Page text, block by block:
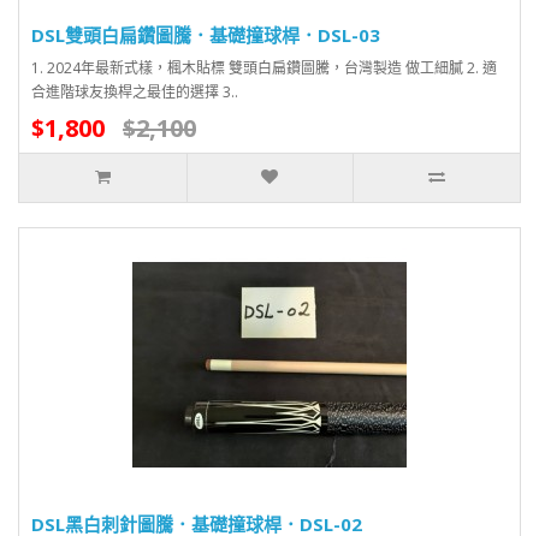
DSL雙頭白扁鑽圖騰．基礎撞球桿．DSL-03
1. 2024年最新式樣，楓木貼標 雙頭白扁鑽圖騰，台灣製造 做工細膩 2. 適
合進階球友換桿之最佳的選擇 3..
$1,800 $2,100
DSL黑白刺針圖騰．基礎撞球桿．DSL-02